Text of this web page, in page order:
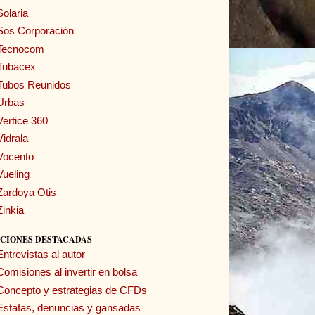
Corporación
Reunidos
360
Otis
DESTACADAS
al autor
al invertir en bolsa
y estrategias de CFDs
denuncias y gansadas